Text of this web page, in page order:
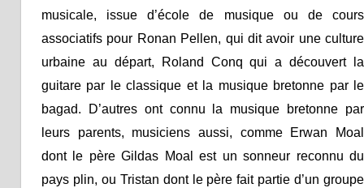
musicale, issue d’école de musique ou de cours
associatifs pour Ronan Pellen, qui dit avoir une culture
urbaine au départ, Roland Conq qui a découvert la
guitare par le classique et la musique bretonne par le
bagad. D’autres ont connu la musique bretonne par
leurs parents, musiciens aussi, comme Erwan Moal
dont le père Gildas Moal est un sonneur reconnu du
pays plin, ou Tristan dont le père fait partie d’un groupe